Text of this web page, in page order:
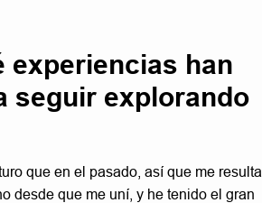
experiencias han
seguir explorando
que en el pasado, así que me resulta
desde que me uní, y he tenido el gran